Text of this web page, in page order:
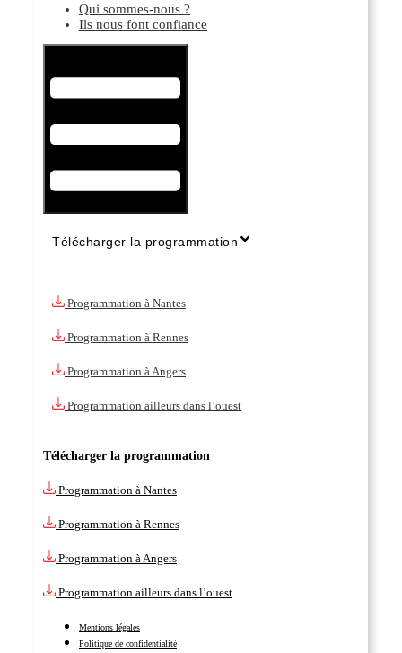
Qui sommes-nous ?
Ils nous font confiance
Télécharger la programmation
Programmation à Nantes
Programmation à Rennes
Programmation à Angers
Programmation ailleurs dans l’ouest
Télécharger la programmation
Programmation à Nantes
Programmation à Rennes
Programmation à Angers
Programmation ailleurs dans l’ouest
Mentions légales
Politique de confidentialité